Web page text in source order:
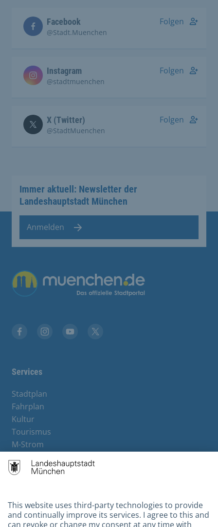
Facebook
@Stadt.Muenchen
Folgen
Instagram
@stadtmuenchen
Folgen
X (Twitter)
@StadtMuenchen
Folgen
Immer aktuell: Newsletter der
Landeshauptstadt München
Anmelden
Übergreifende Links
Services
Stadtplan
Fahrplan
Kultur
Tourismus
M-Strom
Hotels
Contact